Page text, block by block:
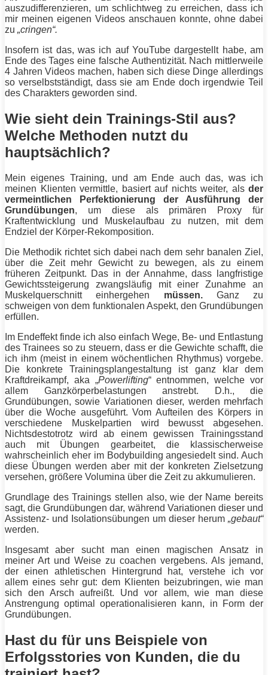
auszudifferenzieren, um schlichtweg zu erreichen, dass ich
mir meinen eigenen Videos anschauen konnte, ohne dabei
zu „cringen“.
Insofern ist das, was ich auf YouTube dargestellt habe, am
Ende des Tages eine falsche Authentizität. Nach mittlerweile
4 Jahren Videos machen, haben sich diese Dinge allerdings
so verselbstständigt, dass sie am Ende doch irgendwie Teil
des Charakters geworden sind.
Wie sieht dein Trainings-Stil aus?
Welche Methoden nutzt du
hauptsächlich?
Mein eigenes Training, und am Ende auch das, was ich
meinen Klienten vermittle, basiert auf nichts weiter, als der
vermeintlichen Perfektionierung der Ausführung der
Grundübungen, um diese als primären Proxy für
Kraftentwicklung und
Muskelaufbau zu nutzen, mit dem
Endziel der Körper-Rekomposition.
Die Methodik richtet sich dabei nach dem sehr banalen Ziel,
über die Zeit mehr Gewicht zu bewegen, als zu einem
früheren Zeitpunkt. Das in der Annahme, dass langfristige
Gewichtssteigerung zwangsläufig mit einer Zunahme an
Muskelquerschnitt einhergehen müssen. Ganz zu
schweigen von dem funktionalen Aspekt, den Grundübungen
erfüllen.
Im Endeffekt finde ich also einfach Wege, Be- und Entlastung
des Trainees so zu steuern, dass er die Gewichte schafft, die
ich ihm (meist in einem wöchentlichen Rhythmus) vorgebe.
Die konkrete Trainingsplangestaltung ist ganz klar dem
Kraftdreikampf, aka „Powerlifting“ entnommen, welche vor
allem Ganzkörperbelastungen anstrebt. D.h., die
Grundübungen, sowie Variationen dieser, werden mehrfach
über die Woche ausgeführt. Vom Aufteilen des Körpers in
verschiedene Muskelpartien wird bewusst abgesehen.
Nichtsdestotrotz wird ab einem gewissen Trainingsstand
auch mit Übungen gearbeitet, die klassischerweise
wahrscheinlich eher im Bodybuilding angesiedelt sind. Auch
diese Übungen werden aber mit der konkreten Zielsetzung
versehen, größere Volumina über die Zeit zu akkumulieren.
Grundlage des Trainings stellen also, wie der Name bereits
sagt, die Grundübungen dar, während Variationen dieser und
Assistenz- und Isolationsübungen um dieser herum „gebaut“
werden.
Insgesamt aber sucht man einen magischen Ansatz in
meiner Art und Weise zu coachen vergebens. Als jemand,
der einen athletischen Hintergrund hat, verstehe ich vor
allem eines sehr gut: dem Klienten beizubringen, wie man
sich den Arsch aufreißt. Und vor allem, wie man diese
Anstrengung optimal operationalisieren kann, in Form der
Grundübungen.
Hast du für uns Beispiele von
Erfolgsstories von Kunden, die du